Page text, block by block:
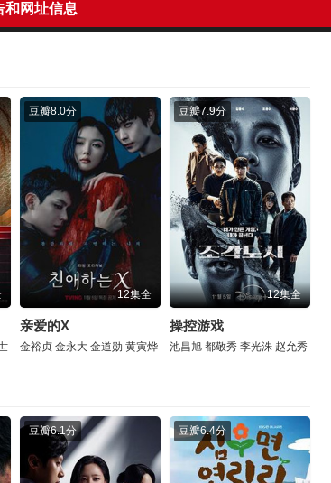
和网址信息
豆瓣8.0分
12集全
亲爱的X
金裕贞 金永大 金道勋 黄寅烨
豆瓣7.9分
12集全
操控游戏
池昌旭 都敬秀 李光洙 赵允秀
豆瓣6.1分 豆瓣6.4分